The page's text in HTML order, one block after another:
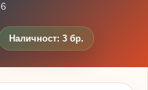
Наличност: 3 бр.